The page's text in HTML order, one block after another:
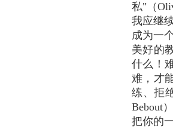
私"（
我应继
成为一
美好的
什么！
难，才
练、拒
Bebout
把你的